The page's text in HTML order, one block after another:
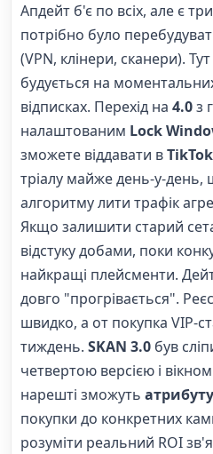
Апдейт б'є по всіх, але є
потрібно було
(VPN, клінери, сканери).
будується на
відписках. Перехід на 4.0з
налаштованим Lock
зможете віддавати вTikTok
тріалу майже день-у-день,
алгоритму лити трафік
Якщо залишити старий
відстуку добами, поки
найкращі плейсменти.
довго "прогрівається".
швидко, а от покупка VIP-
тиждень. SKAN 3.0 був
четвертою версією і
нарешті зможуть
покупки до конкретних
розуміти реальний ROI